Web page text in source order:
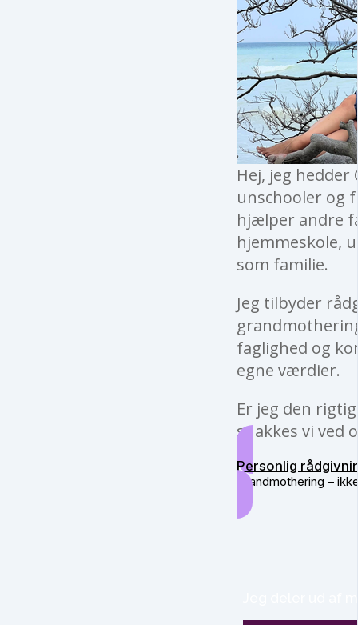
Hej, jeg
unschooler og
hjælper andre
hjemmeskole,
som familie.
Jeg tilbyder
faglighed og
egne værdier.
Er jeg den
snakkes vi ved
Personlig
Grandmothering –